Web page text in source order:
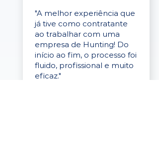
"A melhor experiência que
já tive como contratante
ao trabalhar com uma
empresa de Hunting! Do
início ao fim, o processo foi
fluido, profissional e muito
eficaz."